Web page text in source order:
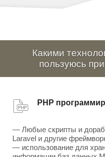
Какими
пользуюсь
PHP
— Любые скрипты и
Laravel и другие
— использование для